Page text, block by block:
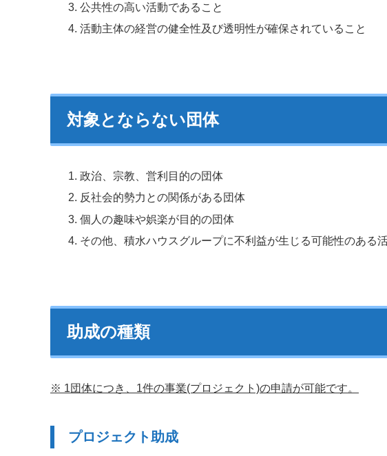
公共性の高い活動であること
活動主体の経営の健全性及び透明性が確保されていること
対象とならない団体
政治、宗教、営利目的の団体
反社会的勢力との関係がある団体
個人の趣味や娯楽が目的の団体
その他、積水ハウスグループに不利益が生じる可能性のある
助成の種類
※ 1団体につき、1件の事業(プロジェクト)の申請が可能です。
プロジェクト助成